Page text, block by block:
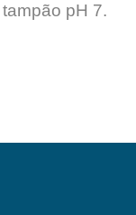
pH 7.